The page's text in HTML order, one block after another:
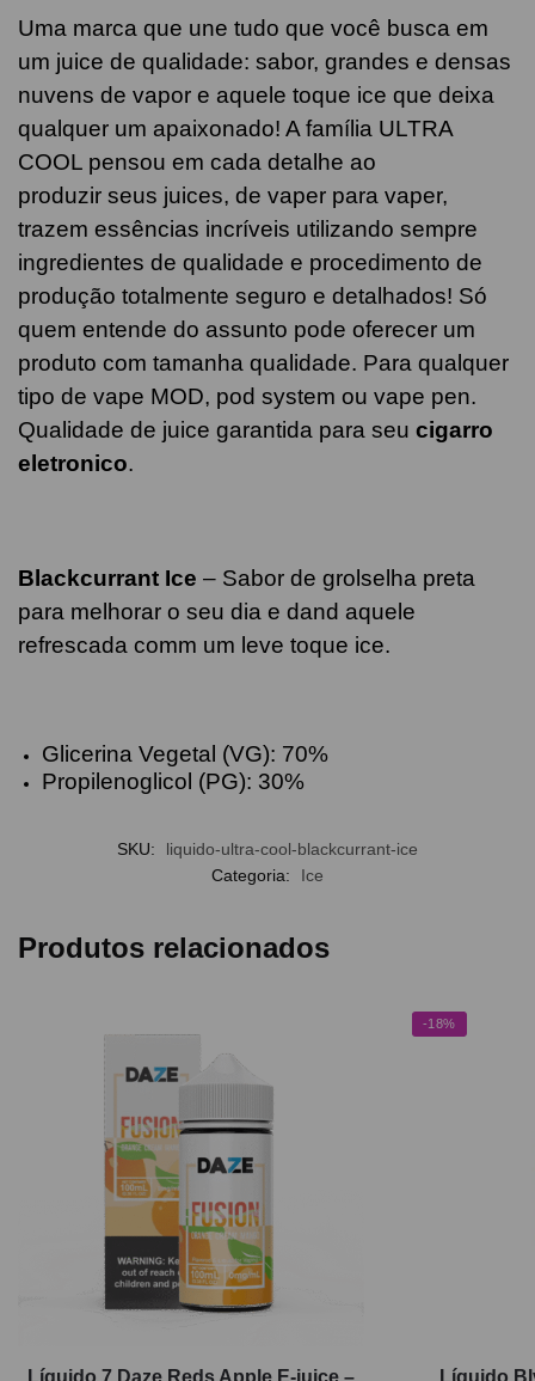
Uma marca que une tudo que você busca em
um juice de qualidade: sabor, grandes e densas
nuvens de vapor e aquele toque ice que deixa
qualquer um apaixonado! A família ULTRA
COOL pensou em cada detalhe ao
produzir seus juices, de vaper para vaper,
trazem essências incríveis utilizando sempre
ingredientes de qualidade e procedimento de
produção totalmente seguro e detalhados! Só
quem entende do assunto pode oferecer um
produto com tamanha qualidade. Para qualquer
tipo de vape MOD, pod system ou vape pen.
Qualidade de juice garantida para seu cigarro
eletronico.
Blackcurrant Ice – Sabor de grolselha preta
para melhorar o seu dia e dand aquele
refrescada comm um leve toque ice.
Glicerina Vegetal (VG): 70%
Propilenoglicol (PG): 30%
SKU:
liquido-ultra-cool-blackcurrant-ice
Categoria:
Ice
Produtos relacionados
-18%